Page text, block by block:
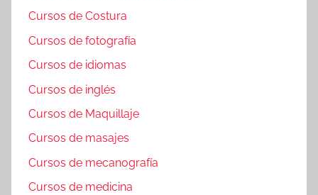
Cursos de Costura
Cursos de fotografía
Cursos de idiomas
Cursos de inglés
Cursos de Maquillaje
Cursos de masajes
Cursos de mecanografía
Cursos de medicina